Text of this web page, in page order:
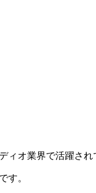
ィオ業界で活躍され
す。